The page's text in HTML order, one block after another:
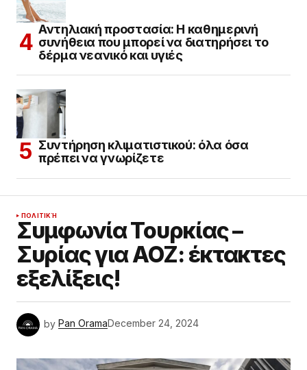
Αντηλιακή προστασία: Η καθημερινή
συνήθεια που μπορεί να διατηρήσει το
δέρμα νεανικό και υγιές
Συντήρηση κλιματιστικού: όλα όσα
πρέπει να γνωρίζετε
ΠΟΛΙΤΙΚΉ
Συμφωνία Τουρκίας –
Συρίας για ΑΟΖ: έκτακτες
εξελίξεις!
by Pan OramaDecember 24, 2024